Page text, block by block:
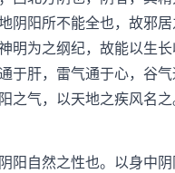
阴阳所不能全也，故邪
明为之纲纪，故能以生
于肝，雷气通于心，谷
之气，以天地之疾风名
自然之性也。以身中